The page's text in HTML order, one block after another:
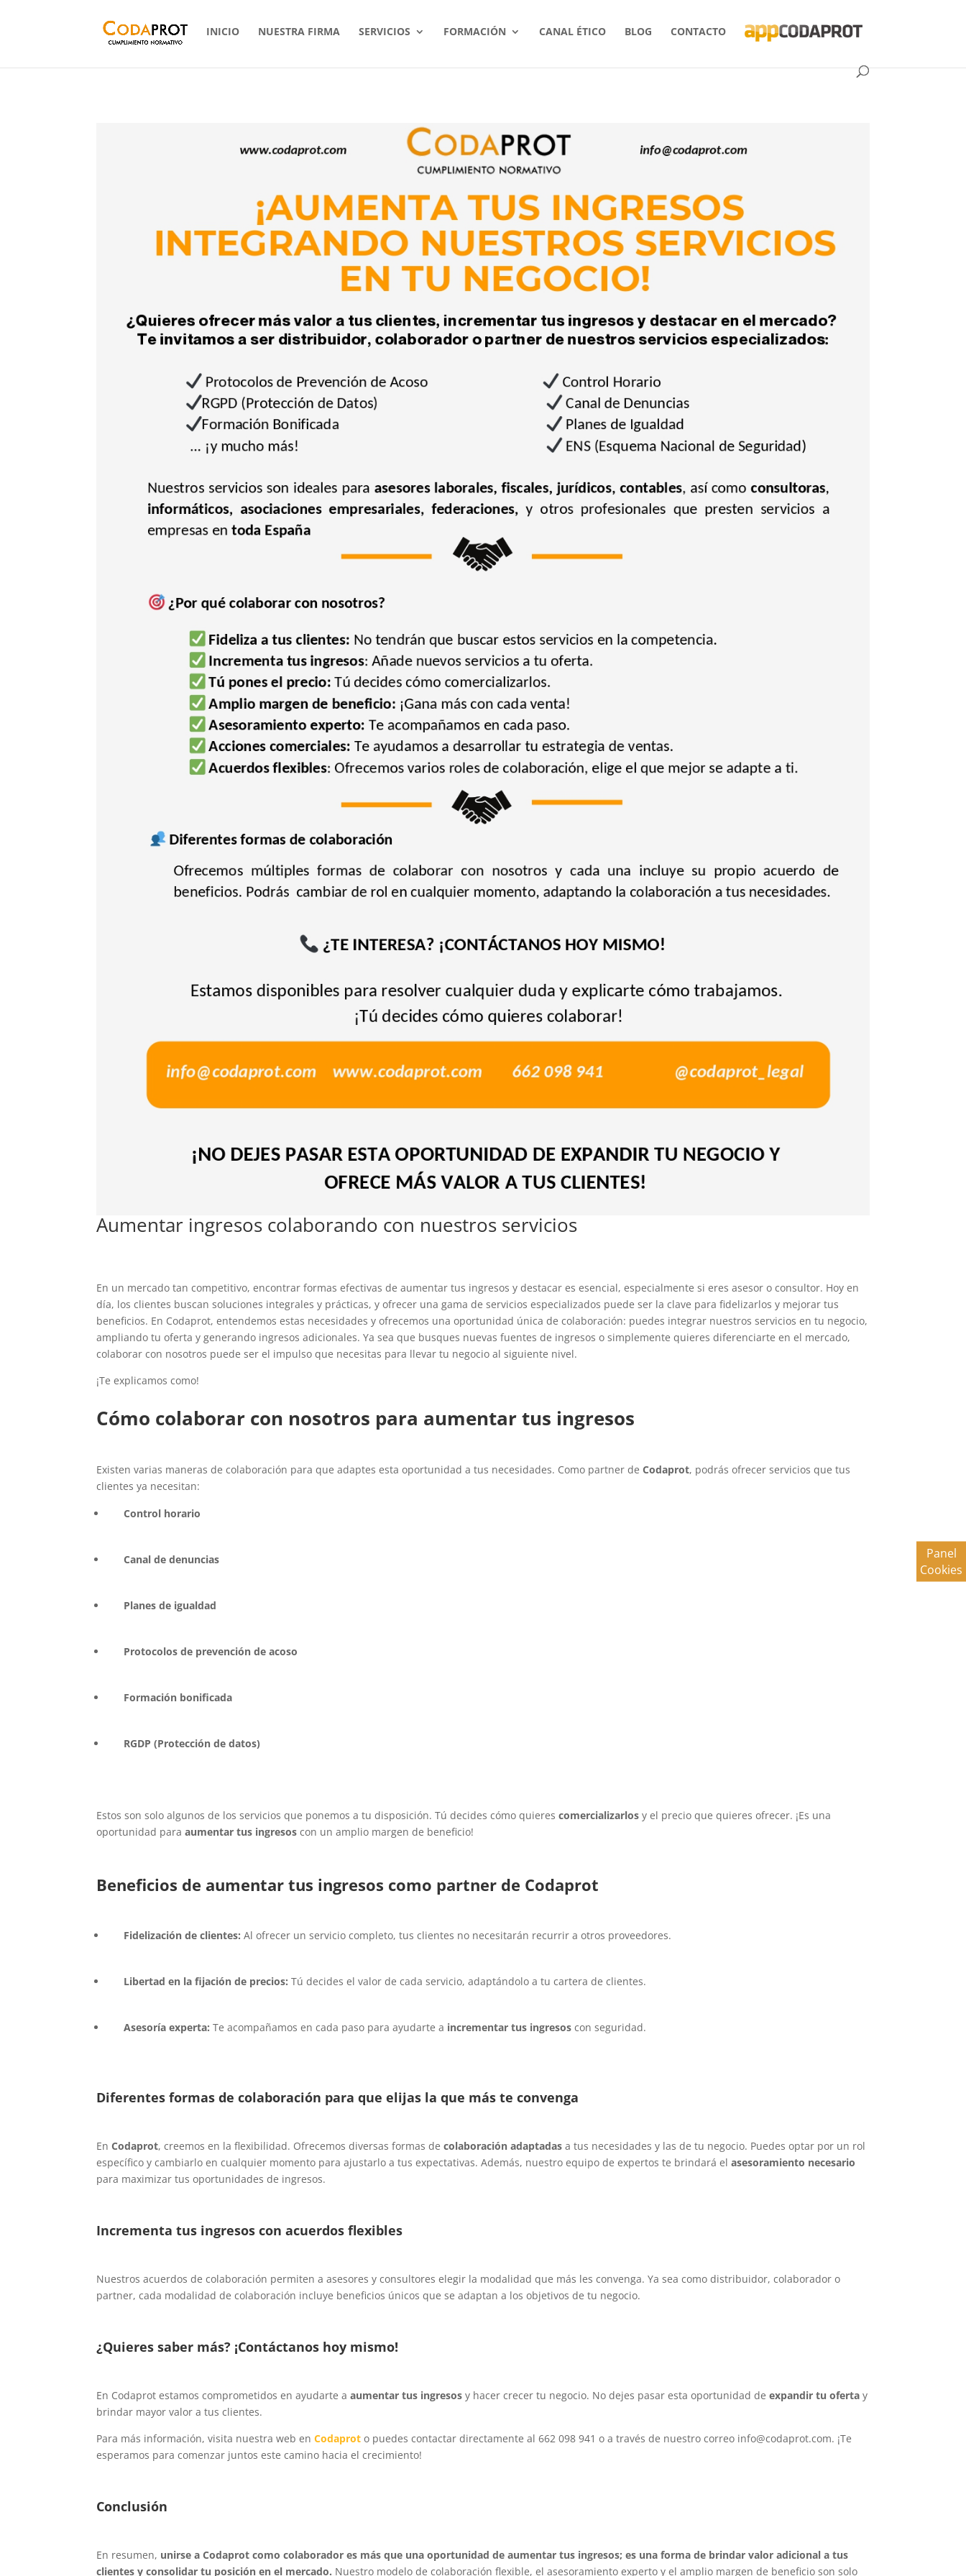
INICIO NUESTRA FIRMA SERVICIOS FORMACIÓN CANAL ÉTICO BLOG CONTACTO
Aumentar ingresos colaborando con nuestros servicios
En un mercado tan competitivo, encontrar formas efectivas de aumentar tus ingresos y destacar es esencial, especialmente si eres asesor o consultor. Hoy en
día, los clientes buscan soluciones integrales y prácticas, y ofrecer una gama de servicios especializados puede ser la clave para fidelizarlos y mejorar tus
beneficios. En Codaprot, entendemos estas necesidades y ofrecemos una oportunidad única de colaboración: puedes integrar nuestros servicios en tu negocio,
ampliando tu oferta y generando ingresos adicionales. Ya sea que busques nuevas fuentes de ingresos o simplemente quieres diferenciarte en el mercado,
colaborar con nosotros puede ser el impulso que necesitas para llevar tu negocio al siguiente nivel.
¡Te explicamos como!
Cómo colaborar con nosotros para aumentar tus ingresos
Existen varias maneras de colaboración para que adaptes esta oportunidad a tus necesidades. Como partner deCodaprot, podrás ofrecer servicios que tus
clientes ya necesitan:
Control horario
Canal de denuncias
Planes de igualdad
Protocolos de prevención de acoso
Formación bonificada
RGDP (Protección de datos)
Estos son solo algunos de los servicios que ponemos a tu disposición. Tú decides cómo quierescomercializarlos y el precio que quieres ofrecer. ¡Es una
oportunidad paraaumentar tus ingresos con un amplio margen de beneficio!
Beneficios de aumentar tus ingresos como partner de Codaprot
Fidelización de clientes: Al ofrecer un servicio completo, tus clientes no necesitarán recurrir a otros proveedores.
Libertad en la fijación de precios: Tú decides el valor de cada servicio, adaptándolo a tu cartera de clientes.
Asesoría experta: Te acompañamos en cada paso para ayudarte a incrementar tus ingresos con seguridad.
Diferentes formas de colaboración para que elijas la que más te convenga
EnCodaprot, creemos en la flexibilidad. Ofrecemos diversas formas decolaboración adaptadas a tus necesidades y las de tu negocio. Puedes optar por un rol
específico y cambiarlo en cualquier momento para ajustarlo a tus expectativas. Además, nuestro equipo de expertos te brindará elasesoramiento necesario
para maximizar tus oportunidades de ingresos.
Incrementa tus ingresos con acuerdos flexibles
Nuestros acuerdos de colaboración permiten a asesores y consultores elegir la modalidad que más les convenga. Ya sea como distribuidor, colaborador o
partner, cada modalidad de colaboración incluye beneficios únicos que se adaptan a los objetivos de tu negocio.
¿Quieres saber más? ¡Contáctanos hoy mismo!
En Codaprot estamos comprometidos en ayudarte aaumentar tus ingresos y hacer crecer tu negocio. No dejes pasar esta oportunidad deexpandir tu oferta y
brindar mayor valor a tus clientes.
Para más información, visita nuestra web enCodaprot o puedes contactar directamente al 662 098 941 o a través de nuestro correo info@codaprot.com. ¡Te
esperamos para comenzar juntos este camino hacia el crecimiento!
Conclusión
En resumen, unirse a Codaprot como colaborador es más que una oportunidad de aumentar tus ingresos; es una forma de brindar valor adicional a tus
clientes y consolidar tu posición en el mercado. Nuestro modelo de colaboración flexible, el asesoramiento experto y el amplio margen de beneficio son solo
Panel
Cookies